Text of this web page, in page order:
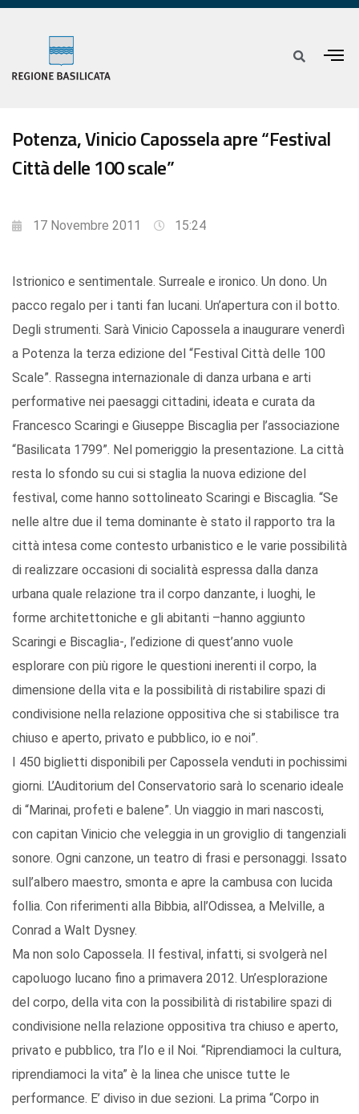
Potenza, Vinicio Capossela apre “Festival
Città delle 100 scale”
17 Novembre 2011 15:24
Istrionico e sentimentale. Surreale e ironico. Un dono. Un
pacco regalo per i tanti fan lucani. Un’apertura con il botto.
Degli strumenti. Sarà Vinicio Capossela a inaugurare venerdì
a Potenza la terza edizione del “Festival Città delle 100
Scale”. Rassegna internazionale di danza urbana e arti
performative nei paesaggi cittadini, ideata e curata da
Francesco Scaringi e Giuseppe Biscaglia per l’associazione
“Basilicata 1799”. Nel pomeriggio la presentazione. La città
resta lo sfondo su cui si staglia la nuova edizione del
festival, come hanno sottolineato Scaringi e Biscaglia. “Se
nelle altre due il tema dominante è stato il rapporto tra la
città intesa come contesto urbanistico e le varie possibilità
di realizzare occasioni di socialità espressa dalla danza
urbana quale relazione tra il corpo danzante, i luoghi, le
forme architettoniche e gli abitanti –hanno aggiunto
Scaringi e Biscaglia-, l’edizione di quest’anno vuole
esplorare con più rigore le questioni inerenti il corpo, la
dimensione della vita e la possibilità di ristabilire spazi di
condivisione nella relazione oppositiva che si stabilisce tra
chiuso e aperto, privato e pubblico, io e noi”.
I 450 biglietti disponibili per Capossela venduti in pochissimi
giorni. L’Auditorium del Conservatorio sarà lo scenario ideale
di “Marinai, profeti e balene”. Un viaggio in mari nascosti,
con capitan Vinicio che veleggia in un groviglio di tangenziali
sonore. Ogni canzone, un teatro di frasi e personaggi. Issato
sull’albero maestro, smonta e apre la cambusa con lucida
follia. Con riferimenti alla Bibbia, all’Odissea, a Melville, a
Conrad a Walt Dysney.
Ma non solo Capossela. Il festival, infatti, si svolgerà nel
capoluogo lucano fino a primavera 2012. Un’esplorazione
del corpo, della vita con la possibilità di ristabilire spazi di
condivisione nella relazione oppositiva tra chiuso e aperto,
privato e pubblico, tra l’Io e il Noi. “Riprendiamoci la cultura,
riprendiamoci la vita” è la linea che unisce tutte le
performance. E’ diviso in due sezioni. La prima “Corpo in